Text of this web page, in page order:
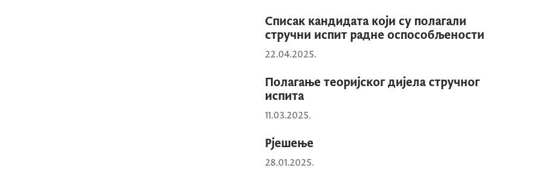
Списак кандидата који су полагали
стручни испит радне оспособљености
22.04.2025.
Полагање теоријског дијела стручног
испита
11.03.2025.
Рјешење
28.01.2025.